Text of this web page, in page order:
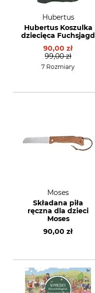
Hubertus
Hubertus Koszulka
dziecięca Fuchsjagd
90,00 zł
99,00 zł
7 Rozmiary
Moses
Składana piła
ręczna dla dzieci
Moses
90,00 zł